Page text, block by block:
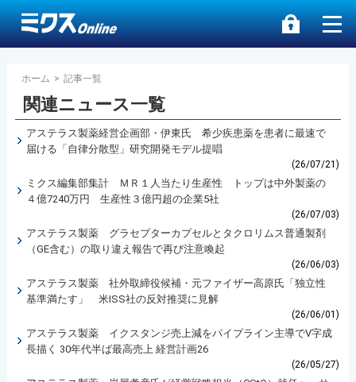
ホーム > 記事一覧
関連ニュース一覧
アステラス製薬経営企画部・伊東氏 希少疾患薬を患者に最速で
届ける「自律分散型」研究開発モデル提唱
(26/07/21)
ミクス編集部集計 ＭＲ１人当たり生産性 トップは中外製薬の
４億7240万円 生産性３億円超の企業5社
(26/07/03)
アステラス製薬 グラセプターカプセルとタクロリムス普通製剤
（GE含む）の取り違え報告で再び注意喚起
(26/06/03)
アステラス製薬 社外取締役候補・元ファイザー高原氏「独立性
基準満たす」 米ISS社の反対推奨に見解
(26/06/01)
アステラス製薬 イクスタンジ売上減をパイプライン主導でⅤ字成
長描く 30年代半ば最高売上 経営計画26
(26/05/27)